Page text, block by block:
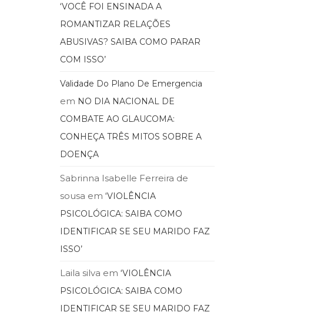
‘VOCÊ FOI ENSINADA A
ROMANTIZAR RELAÇÕES
ABUSIVAS? SAIBA COMO PARAR
COM ISSO’
Validade Do Plano De Emergencia
em NO DIA NACIONAL DE
COMBATE AO GLAUCOMA:
CONHEÇA TRÊS MITOS SOBRE A
DOENÇA
Sabrinna Isabelle Ferreira de
sousa em ‘VIOLÊNCIA
PSICOLÓGICA: SAIBA COMO
IDENTIFICAR SE SEU MARIDO FAZ
ISSO’
Laila silva em ‘VIOLÊNCIA
PSICOLÓGICA: SAIBA COMO
IDENTIFICAR SE SEU MARIDO FAZ